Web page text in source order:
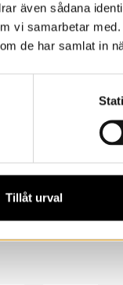
även sådana
vi samarbetar
de har samlat in
Tillåt urval